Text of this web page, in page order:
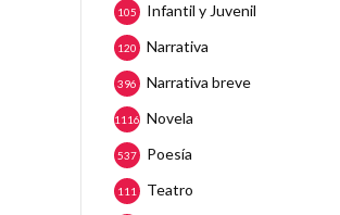
Infantil y Juvenil
105
Narrativa
120
Narrativa breve
396
Novela
1116
Poesía
537
Teatro
111